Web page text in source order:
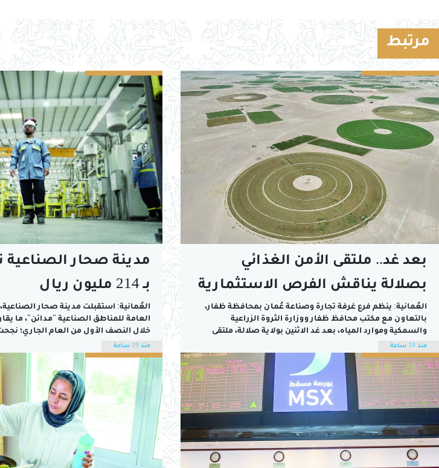
مرتبط
بعد غد.. ملتقى الأمن الغذائي
بصلالة يناقش الفرص الاستثمارية
والتجارب الحديثة في القطاع
العُمانية: ينظم فرع غرفة تجارة وصناعة عُمان بمحافظة ظفار،
بالتعاون مع مكتب محافظ ظفار ووزارة الثروة الزراعية
والسمكية وموارد المياه، بعد غد الاثنين بولاية صلالة، ملتقى
السيد مروان بن تركي آل سعيد محافظ ظفار.ويأتي تنظيم
الملتقى في إطار الجهود الوطنية الرامية...
منذ 19 ساعة
بـ 214 مليون ريال
العُمانية: استقبلت مدينة صحار
تجديد واحد. وبلغ إجمالي حجم
214 مليون...
منذ 19 ساعة